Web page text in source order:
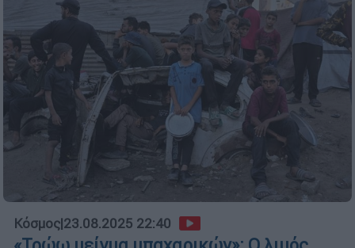
Κόσμος|23.08.2025 22:40